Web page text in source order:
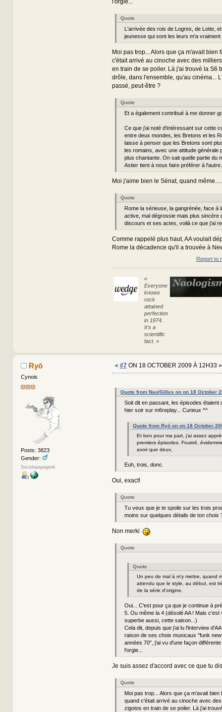
l'orgie...
Quote
L'arrivée des rois de Logres, de Lotte,
jeunesse qui sont les leurs m'a vraiment
Moi pas trop... Alors que ça m'avait bien
c'était arrivé au cinoche avec des
en train de se poiler. Là j'ai trouvé la S6
drôle, dans l'ensemble, qu'au cinéma...
passé, peut-être ?
Quote
Et a également contribué à me donner
Ce que j'ai noté d'intéressant sur cette
entre deux mondes, les Bretons et les
laisse à penser que les Bretons sont
les romains, avec une attitude générale
plus chantante. On sait quelle partie du
Astier tient à nous faire préférer à l'autre.
Moi j'aime bien le Sénat, quand
Quote
Rome la sérieuse, la gangrénée, face à
active, mal dégrossie mais plus sincère
discours et ses actes, voilà ce que j'ai
Comme rappelé plus haut, AA voulait
Rome la décadence qu'il a trouvée à
Report to
«
Everyone
knows
rock
attained
perfection
in 1974.
It's a
scientific
fact. »
Ryō
Cynois
Posts: 3823
Gender:
Sociolopapageek
« #7ON 18 OCTOBER 2009 À 12H33 »
Quote from Nao/Gilles on on 18 October
Soit dit en passant, les épisodes étaient
hier soir sur m6replay... Curieux ^^
Quote from Ryō on on 18 October
Et ben pour ma part, j'ai assez
premiers épisodes. Frustré,
avoir que deux,
Euh, trois, donc.
Oui, exact!
Quote
Tu veux que je te spoile sur les trois
moins sur quelques détails de ton choix
Non merki
Quote
Quote
Un peu de mal à m'y mettre, quand
attendu que le style, au début, est
de la série d'origine.
Oui... C'est pour ça que je continue à
5. Ou même la 4 (désolé AA ! Mais c'est
superbe aussi, cette saison...)
Cela dit, depuis que j'ai lu l'interview
raison de ses choix musicaux "funk
années 70", j'ai vu d'une façon
l'orgie...
Je suis assez d'accord avec ce que tu
Quote
Moi pas trop... Alors que ça m'avait bien
quand c'était arrivé au cinoche avec
zigotos en train de se poiler. Là j'ai